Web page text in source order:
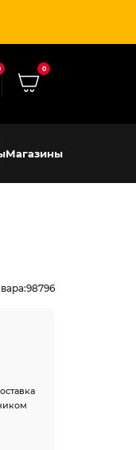
0
Магазины
98796